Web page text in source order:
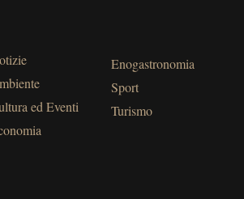
ed Eventi
Enogastronomia
Sport
Turismo